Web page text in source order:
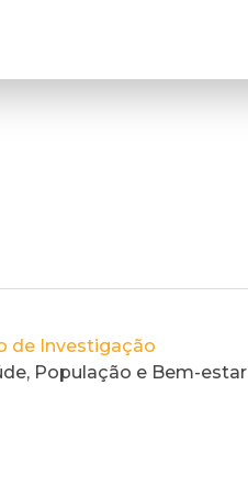
de Investigação
População e Bem-estar